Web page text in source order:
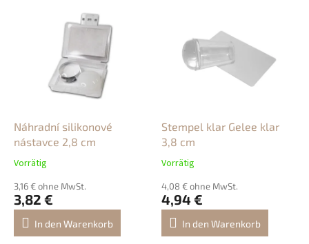
Náhradní silikonové
nástavce 2,8 cm
Vorrätig
3,16 € ohne MwSt.
3,82 €
In den Warenkorb
Stempel klar Gelee klar
3,8 cm
Vorrätig
4,08 € ohne MwSt.
4,94 €
In den Warenkorb